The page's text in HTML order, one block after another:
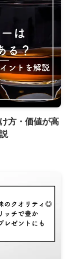
方・価値が高